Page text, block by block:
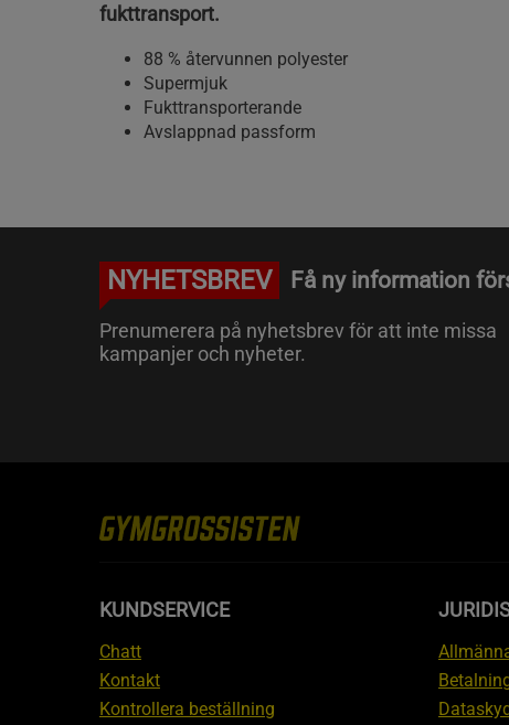
fukttransport.
88 % återvunnen polyester
Supermjuk
Fukttransporterande
Avslappnad passform
NYHETSBREV Få ny information
Prenumerera på nyhetsbrev för att inte missa
kampanjer och nyheter.
KUNDSERVICE
Chatt
Kontakt
Kontrollera beställning